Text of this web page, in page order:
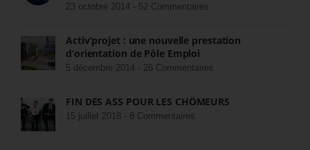
23 octobre 2014 - 52 Commentaires
Activ’projet : une nouvelle prestation
d’orientation de Pôle Emploi
5 décembre 2014 - 26 Commentaires
FIN DES ASS POUR LES CHÔMEURS
15 juillet 2018 - 8 Commentaires